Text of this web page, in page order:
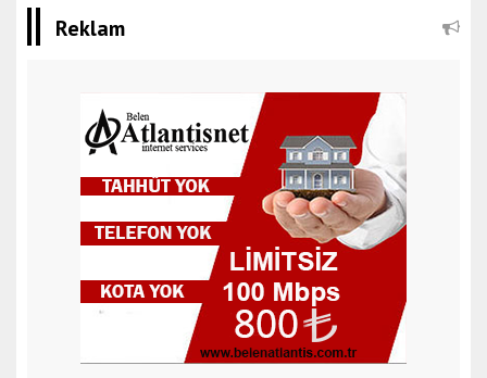
Reklam